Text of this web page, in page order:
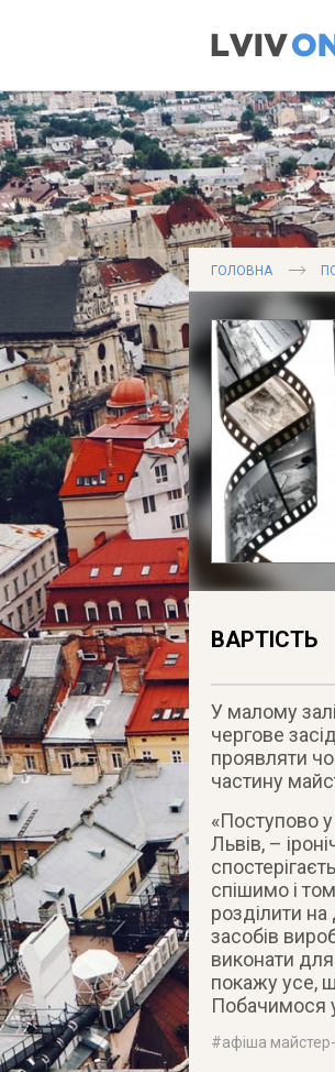
ГОЛОВНА
ВАРТІСТЬ
У малому
чергове
проявляти
частину
«Поступово
Львів, –
спішимо і
розділити
засобів
виконати
покажу усе,
Побачимося
#афіша майстер-